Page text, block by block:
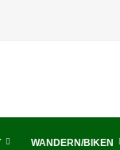
WANDERN/BIKEN